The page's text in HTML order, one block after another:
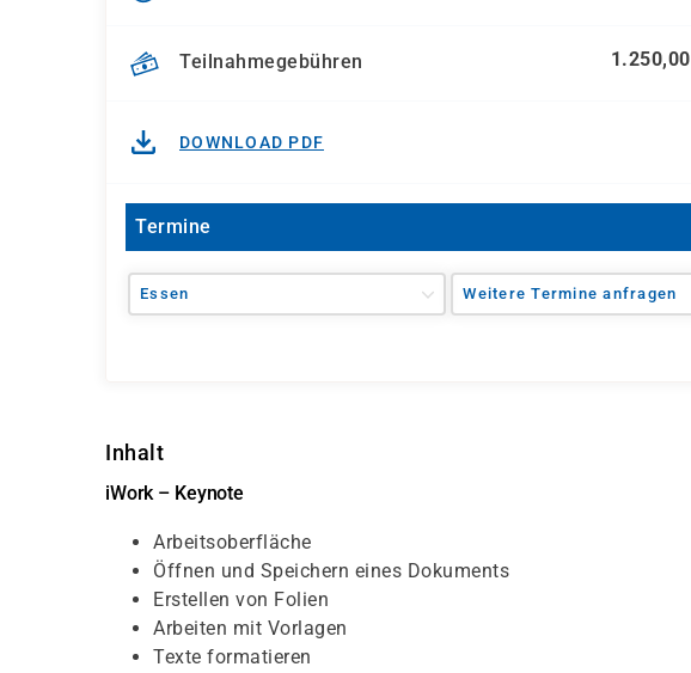
Teilnahmegebühren 1.250,00
DOWNLOAD PDF
Termine
Essen Weitere Termine anfragen
Inhalt
iWork – Keynote
Arbeitsoberfläche
Öffnen und Speichern eines Dokuments
Erstellen von Folien
Arbeiten mit Vorlagen
Texte formatieren